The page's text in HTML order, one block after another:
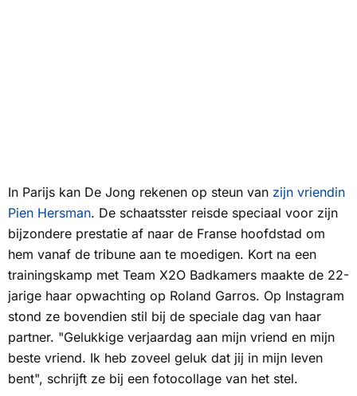
In Parijs kan De Jong rekenen op steun van zijn vriendin
Pien Hersman. De schaatsster reisde speciaal voor zijn
bijzondere prestatie af naar de Franse hoofdstad om
hem vanaf de tribune aan te moedigen. Kort na een
trainingskamp met Team X2O Badkamers maakte de 22-
jarige haar opwachting op Roland Garros. Op Instagram
stond ze bovendien stil bij de speciale dag van haar
partner. "Gelukkige verjaardag aan mijn vriend en mijn
beste vriend. Ik heb zoveel geluk dat jij in mijn leven
bent", schrijft ze bij een fotocollage van het stel.